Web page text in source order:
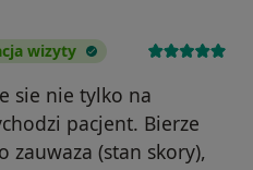
wizyty
sie nie tylko na
pacjent. Bierze
zauwaza (stan skory),